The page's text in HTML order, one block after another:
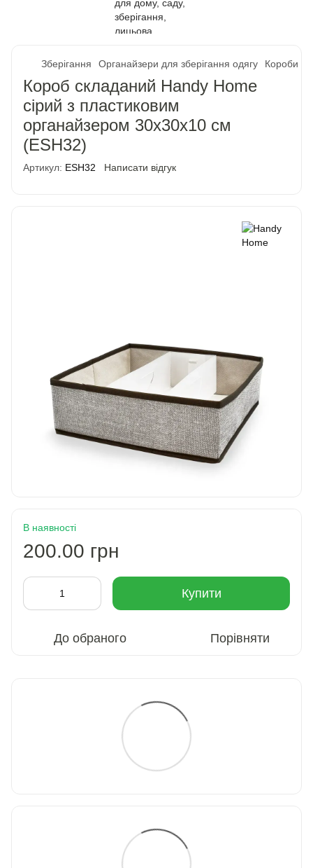
Зберігання Органайзери для зберігання одягу Короби
Короб складаний Handy Home
сірий з пластиковим
органайзером 30х30х10 см
(ESH32)
Артикул: ESH32 Написати відгук
В наявності
200.00 грн
Купити
До обраного Порівняти